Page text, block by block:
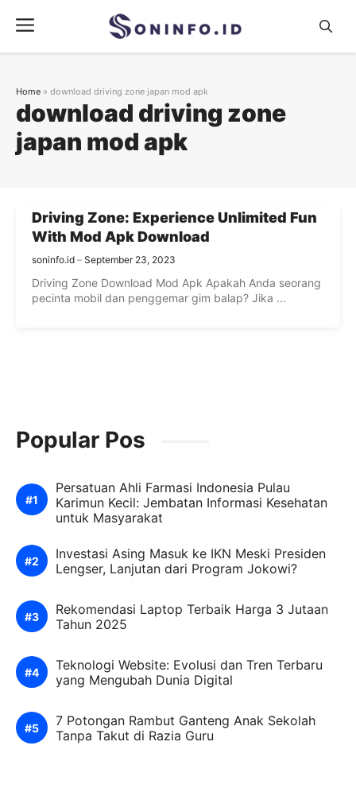
content
Menu
download driving zone
japan mod apk
Home » download driving zone japan mod apk
Driving Zone: Experience Unlimited Fun
With Mod Apk Download
soninfo.id September 23, 2023
Driving Zone Download Mod Apk Apakah Anda seorang
pecinta mobil dan penggemar gim balap? Jika ...
Popular Pos
Persatuan Ahli Farmasi Indonesia Pulau
Karimun Kecil: Jembatan Informasi Kesehatan
untuk Masyarakat
Investasi Asing Masuk ke IKN Meski Presiden
Lengser, Lanjutan dari Program Jokowi?
Rekomendasi Laptop Terbaik Harga 3 Jutaan
Tahun 2025
Teknologi Website: Evolusi dan Tren Terbaru
yang Mengubah Dunia Digital
7 Potongan Rambut Ganteng Anak Sekolah
Tanpa Takut di Razia Guru